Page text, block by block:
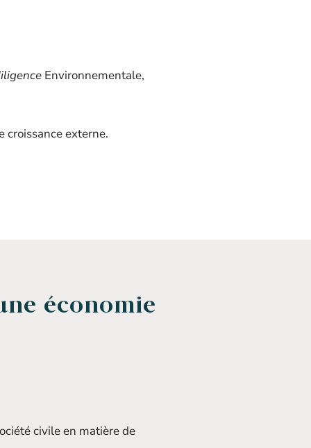
Environnementale,
croissance externe.
économie
civile en matière de